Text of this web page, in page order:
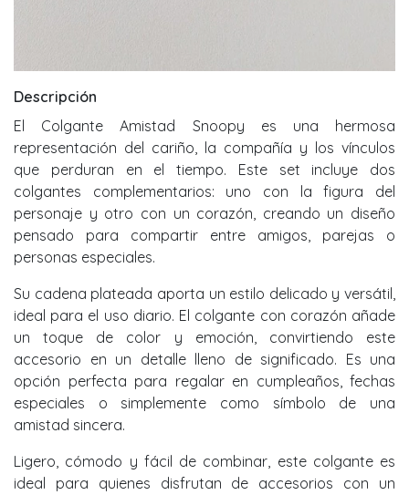
Descripción
El Colgante Amistad Snoopy es una hermosa
representación del cariño, la compañía y los vínculos
que perduran en el tiempo. Este set incluye dos
colgantes complementarios: uno con la figura del
personaje y otro con un corazón, creando un diseño
pensado para compartir entre amigos, parejas o
personas especiales.
Su cadena plateada aporta un estilo delicado y versátil,
ideal para el uso diario. El colgante con corazón añade
un toque de color y emoción, convirtiendo este
accesorio en un detalle lleno de significado. Es una
opción perfecta para regalar en cumpleaños, fechas
especiales o simplemente como símbolo de una
amistad sincera.
Ligero, cómodo y fácil de combinar, este colgante es
ideal para quienes disfrutan de accesorios con un